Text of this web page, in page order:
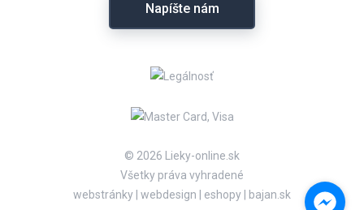
Napíšte nám
© 2026 Lieky-online.sk
Všetky práva vyhradené
webstránky | webdesign | eshopy | bajan.sk